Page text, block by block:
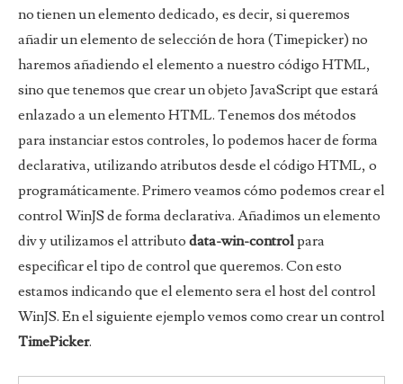
no tienen un elemento dedicado, es decir, si queremos
añadir un elemento de selección de hora (Timepicker) no
haremos añadiendo el elemento a nuestro código HTML,
sino que tenemos que crear un objeto JavaScript que estará
enlazado a un elemento HTML. Tenemos dos métodos
para instanciar estos controles, lo podemos hacer de forma
declarativa, utilizando atributos desde el código HTML, o
programáticamente. Primero veamos cómo podemos crear el
control WinJS de forma declarativa. Añadimos un elemento
div y utilizamos el attributo data-win-controlpara
especificar el tipo de control que queremos. Con esto
estamos indicando que el elemento sera el host del control
WinJS. En el siguiente ejemplo vemos como crear un control
TimePicker.